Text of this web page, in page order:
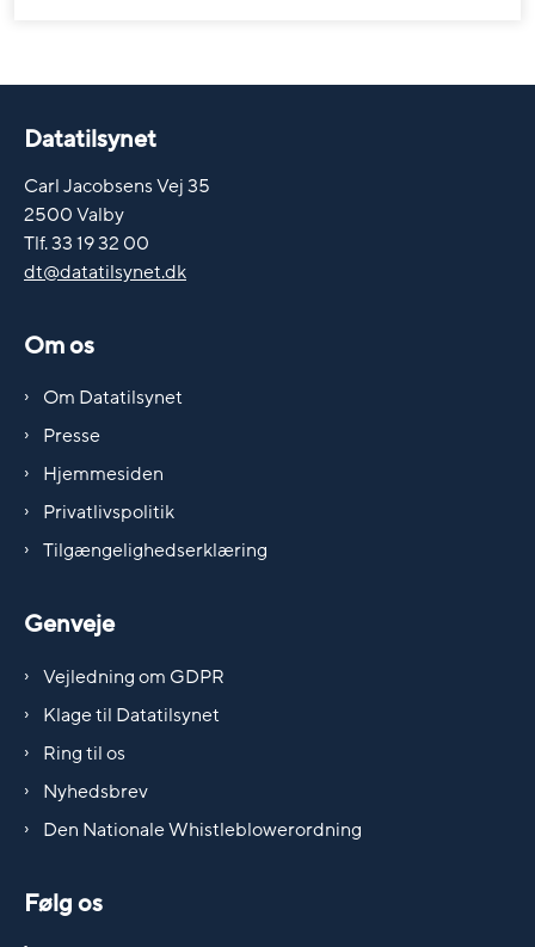
Datatilsynet
Carl Jacobsens Vej 35
2500 Valby
Tlf. 33 19 32 00
dt@datatilsynet.dk
Om os
Om Datatilsynet
Presse
Hjemmesiden
Privatlivspolitik
Tilgængelighedserklæring
Genveje
Vejledning om GDPR
Klage til Datatilsynet
Ring til os
Nyhedsbrev
Den Nationale Whistleblowerordning
Følg os